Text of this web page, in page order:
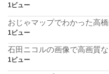
1ビュー
おじゃマップでわかった高
1ビュー
石田ニコルの画像で高画質
1ビュー